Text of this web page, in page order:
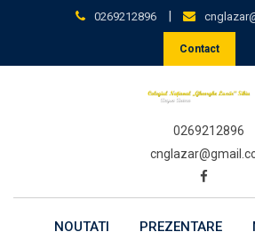
0269212896 |
Contact
0269212896
NOUTATI PREZENTARE